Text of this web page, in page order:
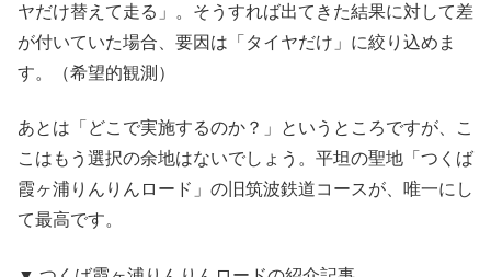
ヤだけ替えて走る」。そうすれば出てきた結果に対して差
が付いていた場合、要因は「タイヤだけ」に絞り込めま
す。（希望的観測）
あとは「どこで実施するのか？」というところですが、こ
こはもう選択の余地はないでしょう。平坦の聖地「つくば
霞ヶ浦りんりんロード」の旧筑波鉄道コースが、唯一にし
て最高です。